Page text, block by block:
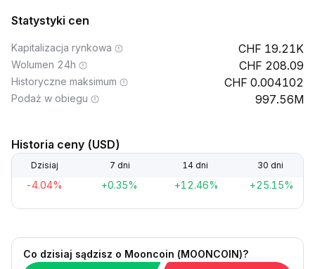
Statystyki cen
Kapitalizacja rynkowa 19.21K
Wolumen 24h 208.09
Historyczne maksimum 0.004102
Podaż w obiegu 997.56M
Historia ceny (USD)
Dzisiaj 7 dni 14 dni 30 dni
-4.04% +0.35% +12.46% +25.15%
Co dzisiaj sądzisz o Mooncoin (MOONCOIN)?